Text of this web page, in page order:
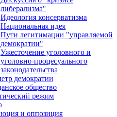
либерализма"
Идеология консерватизма
Национальная идея
Пути легитимации "управляемой
демократии"
Ужесточение уголовного и
уголовно-процесуального
законодательства
демократии
общество
режим
и оппозиция